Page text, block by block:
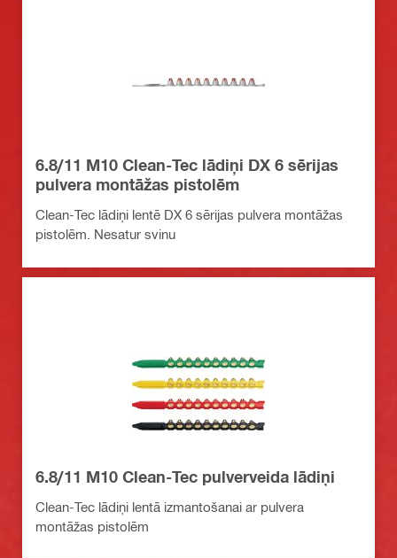
6.8/11 M10 Clean-Tec lādiņi DX 6 sērijas
pulvera montāžas pistolēm
Clean-Tec lādiņi lentē DX 6 sērijas pulvera montāžas
pistolēm. Nesatur svinu
6.8/11 M10 Clean-Tec pulverveida lādiņi
Clean-Tec lādiņi lentā izmantošanai ar pulvera
montāžas pistolēm